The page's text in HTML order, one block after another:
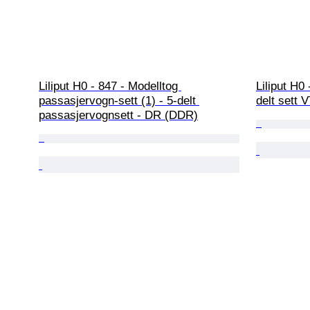
Liliput H0 - 847 - Modelltog
passasjervogn-sett (1) - 5-delt
passasjervognsett - DR (DDR)
Liliput H0
delt sett